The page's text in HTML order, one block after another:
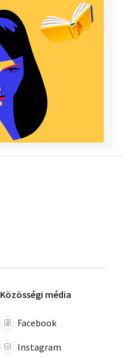
Közösségi média
Facebook
Instagram